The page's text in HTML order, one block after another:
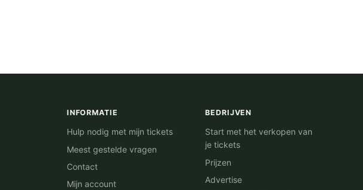
INFORMATIE
Hulp nodig met mijn tickets
Meest gestelde vragen
Contact
Mijn account
BEDRIJVEN
Start met het verkopen van
je tickets
Prijzen
Advertise